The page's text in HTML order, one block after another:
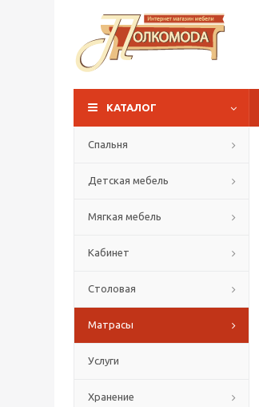
КАТАЛОГ
Спальня
Детская мебель
Мягкая мебель
Кабинет
Столовая
Матрасы
Услуги
Хранение